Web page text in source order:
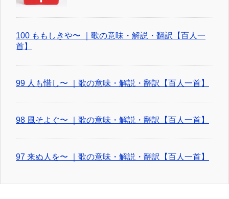
100 ももしきや〜 ｜歌の意味・解説・翻訳【百人一
首】
99 人も惜し〜 ｜歌の意味・解説・翻訳【百人一首】
98 風そよぐ〜 ｜歌の意味・解説・翻訳【百人一首】
97 来ぬ人を〜 ｜歌の意味・解説・翻訳【百人一首】